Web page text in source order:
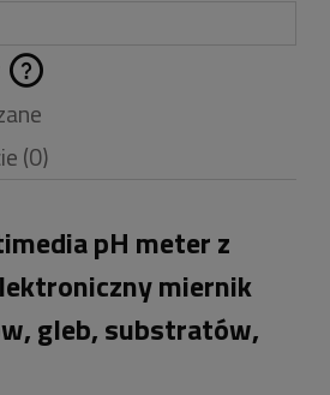
kosztów
(0)
pH meter z
miernik
gleb, substratów,